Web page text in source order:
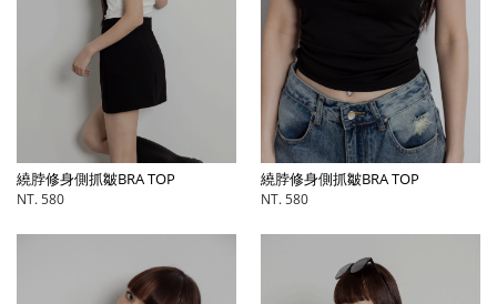
繞脖修身側抓皺BRA TOP
NT. 580
繞脖修身側抓皺BRA TOP
NT. 580